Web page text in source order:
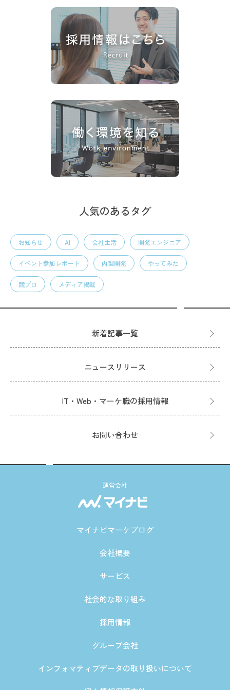
人気のあるタグ
お知らせ AI 会社生活 開発エンジニア
イベント参加レポート 内製開発 やってみた
競プロ メディア掲載
新着記事一覧
ニュースリリース
IT・Web・マーケ職の採用情報
お問い合わせ
運営会社
マイナビマーケブログ
会社概要
サービス
社会的な取り組み
採用情報
グループ会社
インフォマティブデータの取り扱いについて